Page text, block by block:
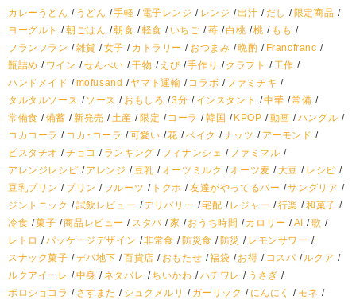
カレーうどん
うどん 手軽 電子レンジ レンジ 出汁 だし
限定商品
ヨーグルト
朝ごはん 朝食 軽食 いちご 苺 白桃 桃
もも
フランフラン
雑貨 女子 カトラリー おつまみ 晩酌
Francfranc
瓶詰め
ワイン せんべい 干物 えび 手作り クラフト
工作
ハンドメイド
mofusand ヤマト運輸 コラボ
ファミチキ
タルタルソース
ソース おもしろ 3分 インスタント 中華 常備
常備食
備蓄 新発売 土産 限定 コーラ 韓国 KPOP 動画
ハングル
コカコーラ
コカ・コーラ 可愛い 花 ベイク ナッツ
アーモンド
ピスタチオ
チョコ ランキング フィナンシェ
ファミマル
アレンジレシピ
アレンジ 豆乳 オーツミルク オーツ麦 大豆
レシピ
豆乳プリン
プリン フルーツ トクホ 友達がやってるバー
サングリア
ジントニック
試飲レビュー デリバリー 宅配 レジャー 行楽
和菓子
冷食 菓子 商品レビュー スタバ 家 おうち時間 カロリー AI
歌
レトロ
パッケージデザイン 非常食 防災食 防災
レモンサワー
スナック菓子
デパ地下 百貨店 おもたせ 福袋 お得 コスパ
ルクア
ルクアイーレ
中身 ネタバレ ちいかわ ハチワレ
うさぎ
ポロショコラ
さすまた シュクメルリ ガーリック にんにく
モネ